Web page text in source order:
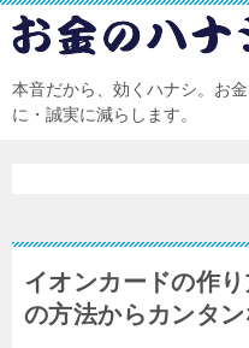
本音だから、効くハナシ。お
に・誠実に減らします。
イオンカードの作
の方法からカンタ